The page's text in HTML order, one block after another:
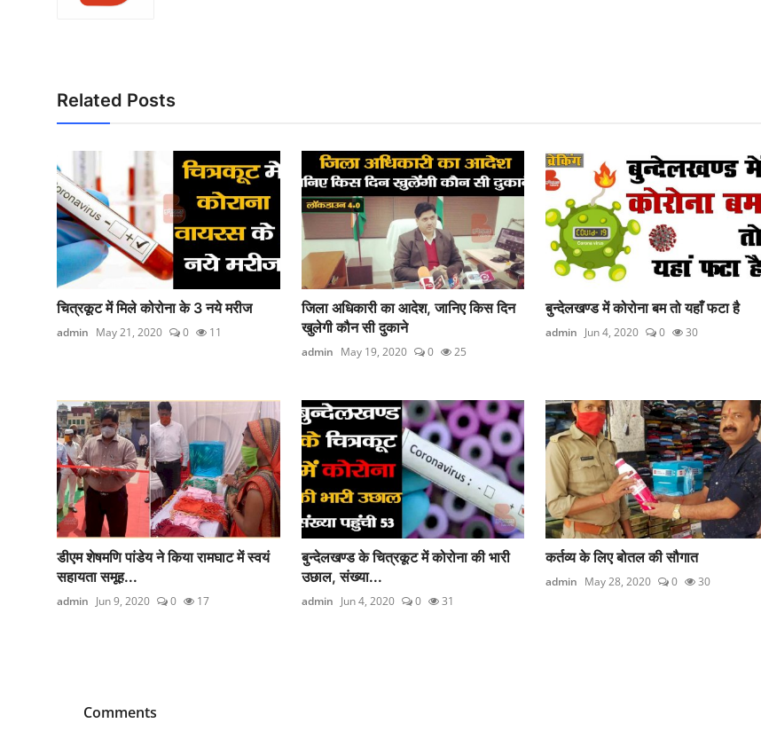
Related Posts
चित्रकूट में मिले कोरोना के 3 नये मरीज
admin May 21, 2020 0 11
जिला अधिकारी का आदेश, जानिए किस दिन
खुलेगी कौन सी दुकाने
admin May 19, 2020 0 25
बुन्देलखण्ड में कोरोना बम तो यहाँ फटा है
admin Jun 4, 2020 0 30
डीएम शेषमणि पांडेय ने किया रामघाट में स्वयं
सहायता समूह...
admin Jun 9, 2020 0 17
बुन्देलखण्ड के चित्रकूट में कोरोना की भारी
उछाल, संख्या...
admin Jun 4, 2020 0 31
कर्तव्य के लिए बोतल की सौगात
admin May 28, 2020 0 30
Comments